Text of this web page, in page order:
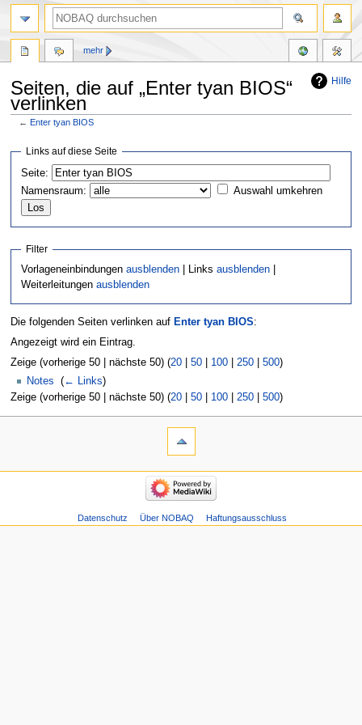
Hilfe
Seiten, die auf „Enter tyan BIOS“
verlinken
←Enter tyan BIOS
springen
springen
Links auf diese Seite
Seite:
Namensraum:
Auswahl umkehren
Filter
Vorlageneinbindungenausblenden | Linksausblenden
Weiterleitungenausblenden
Die folgenden Seiten verlinken auf Enter tyan BIOS:
Angezeigt wird ein Eintrag.
Zeige (vorherige 50 | nächste 50) (20| 50| 100| 250| 500)
Notes
(← Links)
Zeige (vorherige 50 | nächste 50) (20| 50| 100| 250| 500)
mehr
Datenschutz Über NOBAQ Haftungsausschluss